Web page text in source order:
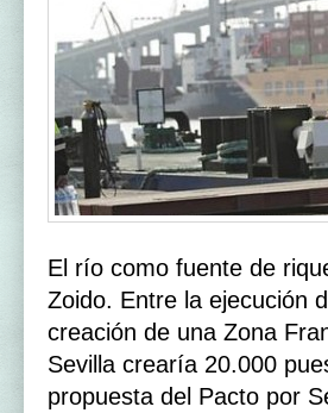
El río como fuente de
Zoido. Entre la ejecución
creación de una Zona
Sevilla crearía 20.000
propuesta del Pacto por